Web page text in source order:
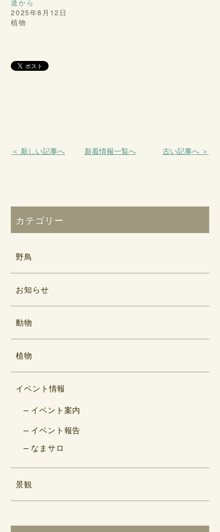
道から
2025年8月12日
植物
＜ 新しい記事へ 新着情報一覧へ 古い記事へ ＞
カテゴリー
野鳥
お知らせ
動物
植物
イベント情報
イベント案内
イベント報告
なまサロ
景観